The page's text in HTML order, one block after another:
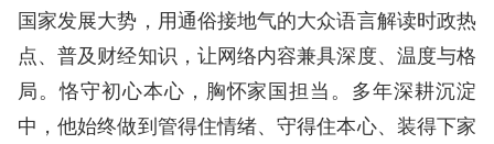
国家发展大势，用通俗接地气的大众语言解读时政热
点、普及财经知识，让网络内容兼具深度、温度与格
局。恪守初心本心，胸怀家国担当。多年深耕沉淀
中，他始终做到管得住情绪、守得住本心、装得下家